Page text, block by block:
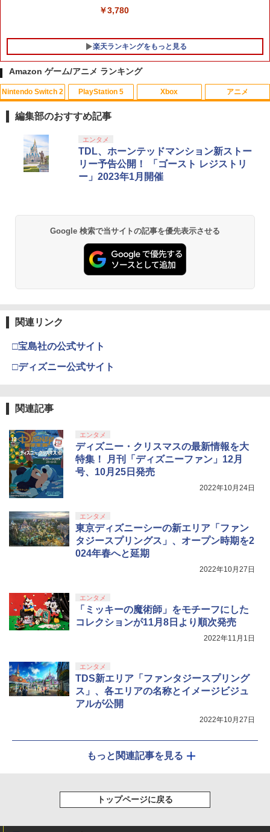
￥7,535
￥3,780
楽天ランキングをもっと見る
1 【中古】新 テーマパーク
￥419
【中古】三國志14 - PS4
Switch2 ケース レザーケース スイッチ2
Nintendo 対応 スイッチ スイッチツー
シンプル ミニマル PUレザー 革 カバー
ポーチ ストラップ付属 オシャレ ソフト
5
Switch2 ケース スイッチ2 Nintendo 対
応 スイッチ スイッチツー 名入れ かわい
い ニンテンドースイッチ カバー ポーチ
switch Lite 新型 本体 ジョイコン ソフ
ト ケーブル 収納可能 ポーチ クリスマス
￥1,300
1
【中古】【Blu−ray】ヤマノススメ 新
特装版 / 山本裕介【監督】
【中古】【Blu−ray】ゾンビランドサ
￥1,090
【特典】FLY!/フライ!【Blu-ray】(抽選
レネール ]
刃」無限列車編 完全生産限定版 Blu-ray
5
上伊那ぼたん、酔へる姿は百合の花 2
（完全生産限定版）【Blu-ray】 [ 鈴代紗
弓 ]
Amazon ゲーム/アニメ ランキング
Nintendo Switch 2
スプラトゥーン レイダース|オンライン
コード版
￥5,832
スプラトゥーン レイダース -Switch2
￥6,455
5
ニンテンドープリペイド番号 5000円|オ
ンラインコード版
PlayStation 5
PlayStation 5 デジタル・エディション
日本語専用 Console Language: Japan
ese only (CFI-2200B01)
￥55,000
Beast of Reincarnation -PS5 【特典】
プロダクトコード 封入
￥7,286
￥11,849
￥10,737
5
【純正品】DualSense ワイヤレスコン
Xbox
【純正品】Xbox ワイヤレス コントロー
ラー + USB-C® ケーブル
￥8,300
2
Xbox プリペイドカード 5,000円 デジタ
ルコード 【旧 Xbox ギフトカード】 [オ
ンラインコード]
￥5,000
5
【純正品】Xbox ワイヤレス コントロー
ラー (カーボンブラック)
アニメ
劇場版「鬼滅の刃」無限城編 第一章 猗
窩座再来 通常版 [Blu-ray]
￥3,964
劇場版「鬼滅の刃」無限城編 第一章 猗
窩座再来 通常版 [DVD]
￥3,523
￥8,698
￥8,589
5
窩座再来 完全生産限定版 [DVD]
￥7,828
編集部のおすすめ記事
エンタメ
TDL、ホーンテッドマンション新ストー
リー予告公開！ 「ゴースト レジストリ
ー」2023年1月開催
Google 検索で当サイトの記事を優先表示させる
関連リンク
□宝島社の公式サイト
□ディズニー公式サイト
関連記事
エンタメ
ディズニー・クリスマスの最新情報を大
特集！ 月刊「ディズニーファン」12月
号、10月25日発売
2022年10月24日
エンタメ
東京ディズニーシーの新エリア「ファン
タジースプリングス」、オープン時期を2
024年春へと延期
2022年10月27日
エンタメ
「ミッキーの魔術師」をモチーフにした
コレクションが11月8日より順次発売
2022年11月1日
エンタメ
TDS新エリア「ファンタジースプリング
ス」、各エリアの名称とイメージビジュ
アルが公開
2022年10月27日
もっと関連記事を見る
トップページに戻る